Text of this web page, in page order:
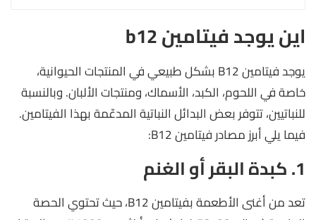
اين يوجد فيتامين b12
يوجد فيتامين B12 بشكل طبيعي في المنتجات الحيوانية،
خاصة في اللحوم، الكبد، الأسماك، ومنتجات الألبان. وبالنسبة
للنباتيين، تتوفر بعض البدائل النباتية المدعّمة بهذا الفيتامين.
فيما يلي أبرز مصادر فيتامين B12:
1. كبدة البقر أو الغنم
تعد من أغنى الأطعمة بفيتامين B12، حيث تحتوي الحصة